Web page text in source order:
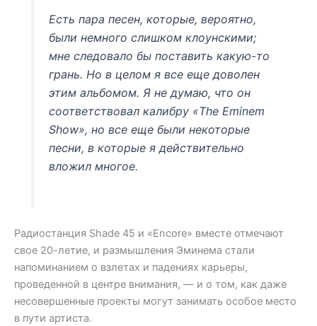
Есть пара песен, которые, вероятно,
были немного слишком клоунскими;
мне следовало бы поставить какую-то
грань. Но в целом я все еще доволен
этим альбомом. Я не думаю, что он
соответствовал калибру «The Eminem
Show», но все еще были некоторые
песни, в которые я действительно
вложил многое.
Радиостанция Shade 45 и «Encore» вместе отмечают
свое 20-летие, и размышления Эминема стали
напоминанием о взлетах и ​​падениях карьеры,
проведенной в центре внимания, — и о том, как даже
несовершенные проекты могут занимать особое место
в пути артиста.